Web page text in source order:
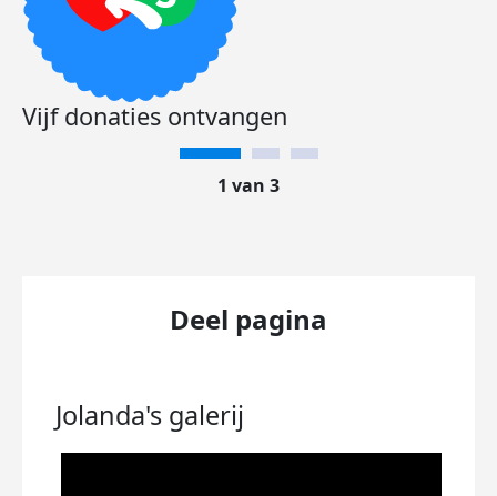
Vijf donaties ontvangen
1 van 3
Deel pagina
Jolanda's galerij